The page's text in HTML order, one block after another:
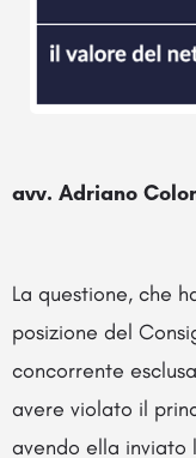
avv. Adriano
La questione, che
posizione del
concorrente
avere violato il
avendo ella inviato